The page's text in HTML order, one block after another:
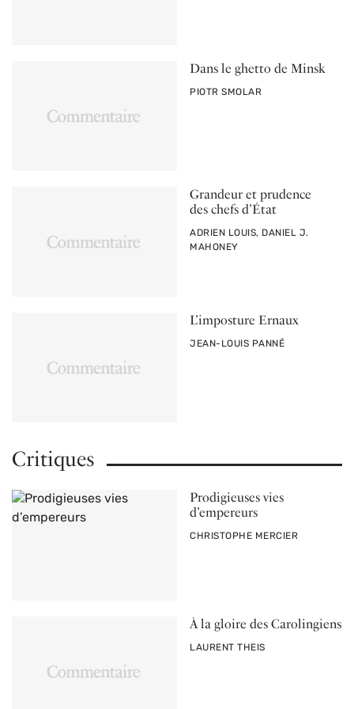
Dans le ghetto de Minsk
PAR
PIOTR SMOLAR
Grandeur et prudence
des chefs d’État
PAR
ADRIEN LOUIS, DANIEL J.
MAHONEY
L’imposture Ernaux
PAR
JEAN-LOUIS PANNÉ
Critiques
Prodigieuses vies
d’empereurs
PAR
CHRISTOPHE MERCIER
À la gloire des Carolingiens
PAR
LAURENT THEIS